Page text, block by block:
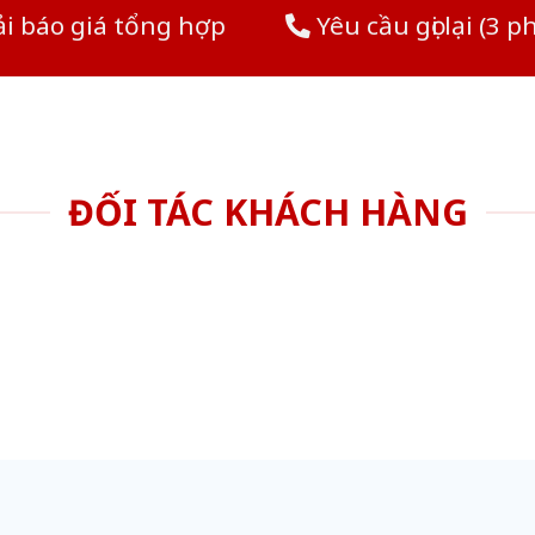
báo giá tổng hợp Yêu cầu gọi lại (3
ĐỐI TÁC KHÁCH HÀNG